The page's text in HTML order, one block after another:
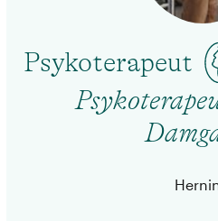
Psykoterapeut